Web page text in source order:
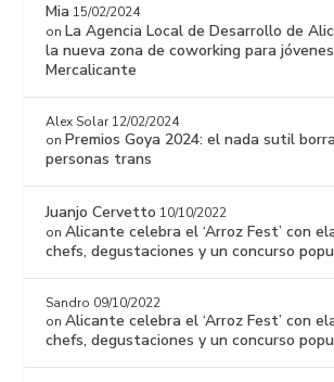
Mia 15/02/2024
on La Agencia Local de Desarrollo de
la nueva zona de coworking para
Mercalicante
Alex Solar 12/02/2024
on Premios Goya 2024: el nada sutil
personas trans
Juanjo Cervetto 10/10/2022
onAlicante celebra el ‘Arroz Fest’ con
chefs, degustaciones y un concurso
Sandro 09/10/2022
onAlicante celebra el ‘Arroz Fest’ con
chefs, degustaciones y un concurso